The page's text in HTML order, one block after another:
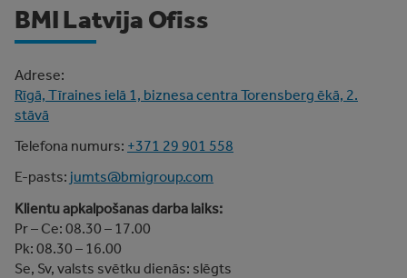
BMI Latvija Ofiss
Adrese:
Rīgā, Tīraines ielā 1, biznesa centra Torensberg ēkā, 2.
stāvā
Telefona numurs: +371 29 901 558
E-pasts: jumts@bmigroup.com
Klientu apkalpošanas darba laiks:
Pr – Ce: 08.30 – 17.00
Pk: 08.30 – 16.00
Se, Sv, valsts svētku dienās: slēgts